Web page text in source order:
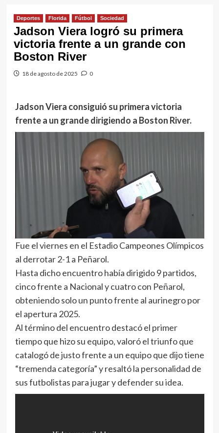
Deportes Florida Fútbol Sociedad
Jadson Viera logró su primera
victoria frente a un grande con
Boston River
18 de agosto de 2025 0
Jadson Viera consiguió su primera victoria
frente a un grande dirigiendo a Boston River.
Fue el viernes en el Estadio Campeones Olímpicos
al derrotar 2-1 a Peñarol.
Hasta dicho encuentro había dirigido 9 partidos,
cinco frente a Nacional y cuatro con Peñarol,
obteniendo solo un punto frente al aurinegro por
el apertura 2025.
Al término del encuentro destacó el primer
tiempo que hizo su equipo, valoró el triunfo que
catalogó de justo frente a un equipo que dijo tiene
“tremenda categoría” y resaltó la personalidad de
sus futbolistas para jugar y defender su idea.